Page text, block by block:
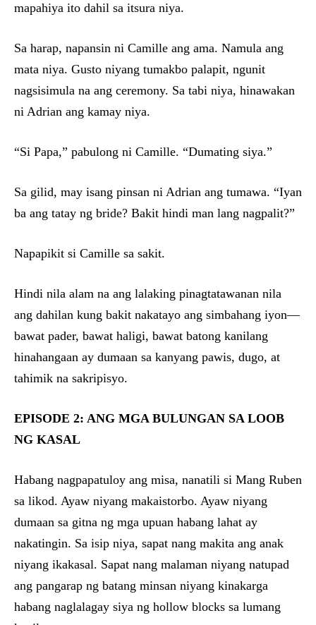
mapahiya ito dahil sa itsura niya.
Sa harap, napansin ni Camille ang ama. Namula ang
mata niya. Gusto niyang tumakbo palapit, ngunit
nagsisimula na ang ceremony. Sa tabi niya, hinawakan
ni Adrian ang kamay niya.
“Si Papa,” pabulong ni Camille. “Dumating siya.”
Sa gilid, may isang pinsan ni Adrian ang tumawa. “Iyan
ba ang tatay ng bride? Bakit hindi man lang nagpalit?”
Napapikit si Camille sa sakit.
Hindi nila alam na ang lalaking pinagtatawanan nila
ang dahilan kung bakit nakatayo ang simbahang iyon—
bawat pader, bawat haligi, bawat batong kanilang
hinahangaan ay dumaan sa kanyang pawis, dugo, at
tahimik na sakripisyo.
EPISODE 2: ANG MGA BULUNGAN SA LOOB
NG KASAL
Habang nagpapatuloy ang misa, nanatili si Mang Ruben
sa likod. Ayaw niyang makaistorbo. Ayaw niyang
dumaan sa gitna ng mga upuan habang lahat ay
nakatingin. Sa isip niya, sapat nang makita ang anak
niyang ikakasal. Sapat nang malaman niyang natupad
ang pangarap ng batang minsan niyang kinakarga
habang naglalagay siya ng hollow blocks sa lumang